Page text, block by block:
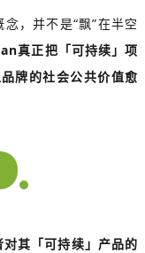
，并不是“飘”在半空
真正把「可持续」项
牌的社会公共价值愈
对其「可持续」产品的